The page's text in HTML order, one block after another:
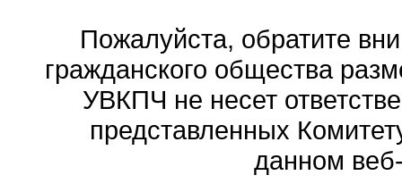
Пожалуйста, обратите
гражданского общества
УВКПЧ не несет
представленных
данном